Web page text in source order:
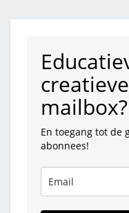
mailbox?
En toegang tot de
abonnees!